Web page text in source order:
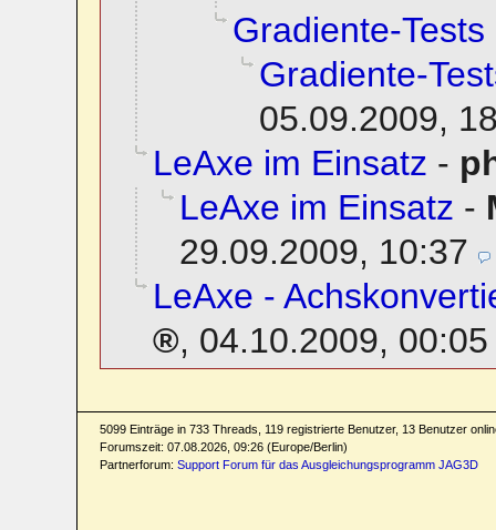
Gradiente-Tests
Gradiente-
05.09.2009,
LeAxe im Einsatz -
LeAxe im Einsatz -
29.09.2009, 10:37
LeAxe -
, 04.10.2009, 00:05
5099 Einträge in 733 Threads, 119 registrierte Benutzer, 13 Benutzer
Forumszeit: 07.08.2026, 09:26 (Europe/Berlin)
Partnerforum: Support Forum für das Ausgleichungsprogramm JAG3D